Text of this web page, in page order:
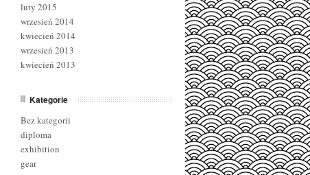
luty 2015
wrzesień 2014
kwiecień 2014
wrzesień 2013
kwiecień 2013
Kategorie
Bez kategorii
diploma
exhibition
gear